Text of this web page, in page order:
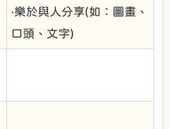
‧樂於與人分享(如：圖畫、
口頭、文字)